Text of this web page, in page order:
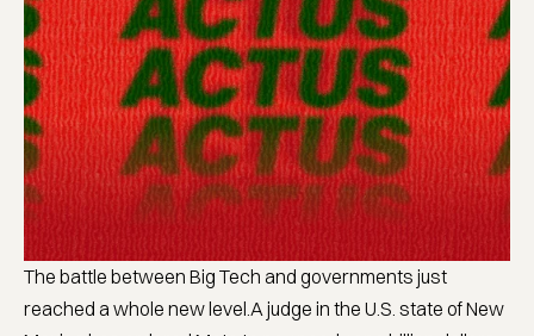
The battle between Big Tech and governments just
reached a whole new level.A judge in the U.S. state of New